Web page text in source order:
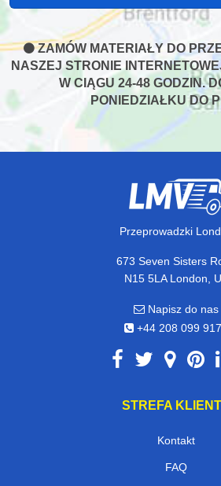
ZAMÓW MATERIAŁY DO
NASZEJ STRONIE
W CIĄGU 24-48 GODZIN.
PONIEDZIAŁKU DO
Przeprowadzki
673 Seven Sisters
N15 5LA London,
Napisz do nas
+44 208 099
STREFA
Kontakt
FAQ